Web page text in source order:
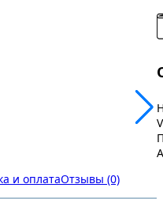
и оплатаОтзывы (0)